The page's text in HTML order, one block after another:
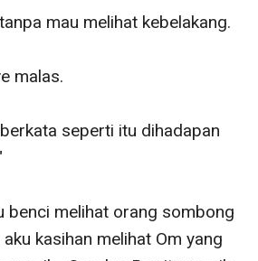
mau melihat kebelakang.
malas.
seperti itu dihadapan
benci melihat orang sombong
kasihan melihat Om yang